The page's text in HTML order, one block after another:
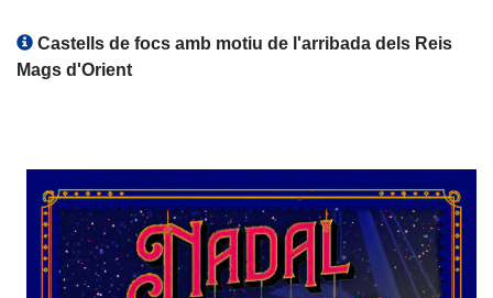
Castells de focs amb motiu de l'arribada dels Reis
Mags d'Orient